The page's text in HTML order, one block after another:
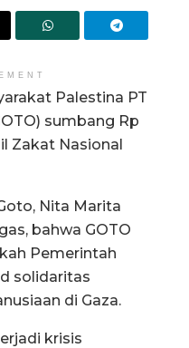
Palestina PT
sumbang Rp
Zakat Nasional
Nita Marita
bahwa GOTO
Pemerintah
solidaritas
di Gaza.
krisis